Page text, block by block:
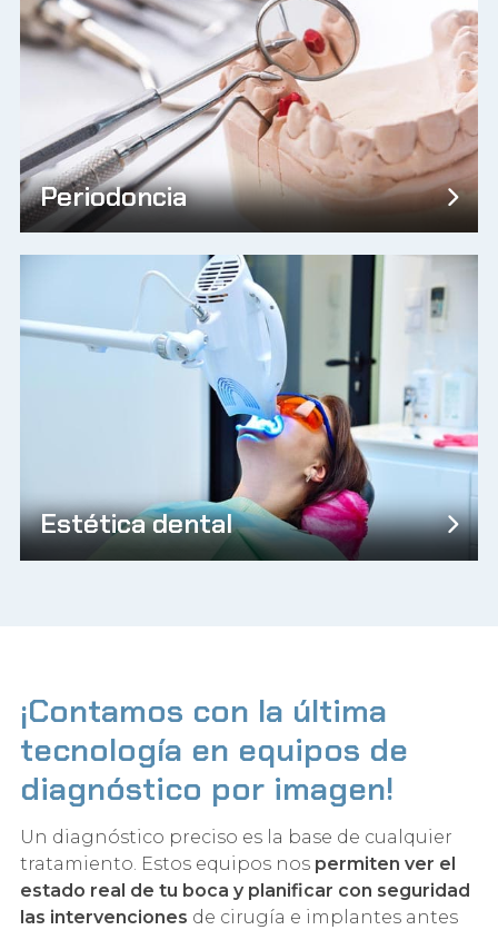
Periodoncia
Estética dental
¡Contamos con la última
tecnología en equipos de
diagnóstico por imagen!
Un diagnóstico preciso es la base de cualquier
tratamiento. Estos equipos nos permiten ver el
estado real de tu boca y planificar con seguridad
las intervenciones de cirugía e implantes antes